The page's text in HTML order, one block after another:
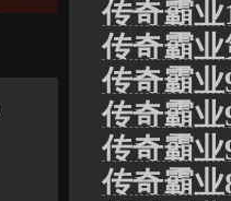
传奇霸
传奇霸
传奇霸
传奇霸
传奇霸
传奇霸